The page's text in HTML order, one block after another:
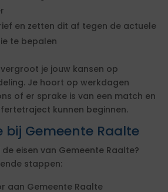
en zetten dit af tegen de actuele
te bepalen
je jouw kansen op
Je hoort op werkdagen
of er sprake is van een match en
kunnen beginnen.
bij Gemeente Raalte
eisen van Gemeente Raalte?
stappen:
aan Gemeente Raalte